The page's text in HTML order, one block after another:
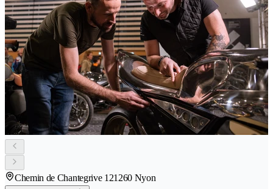
Chemin de Chantegrive 121260 Nyon